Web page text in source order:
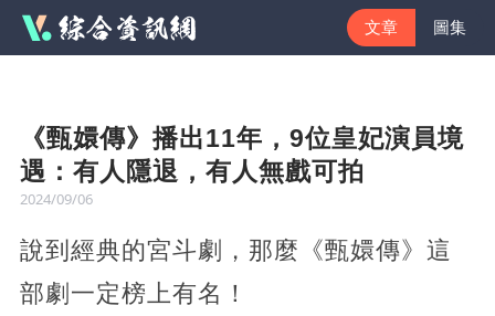
文章 圖集
《甄嬛傳》播出11年，9位皇妃演員境
遇：有人隱退，有人無戲可拍
2024/09/06
說到經典的宮斗劇，那麼《甄嬛傳》這
部劇一定榜上有名！